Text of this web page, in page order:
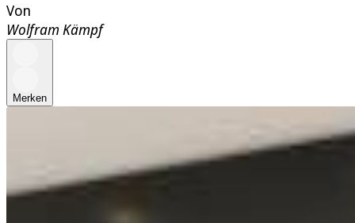
Von
Wolfram Kämpf
Merken